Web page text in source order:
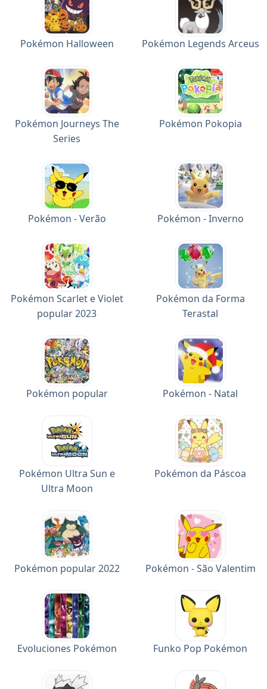
Pokémon Halloween Pokémon Legends Arceus
Pokémon Journeys The
Series
Pokémon Pokopia
Pokémon - Verão Pokémon - Inverno
Pokémon Scarlet e Violet
popular 2023
Pokémon da Forma
Terastal
Pokémon popular Pokémon - Natal
Pokémon Ultra Sun e
Ultra Moon
Pokémon da Páscoa
Pokémon popular 2022 Pokémon - São Valentim
Evoluciones Pokémon Funko Pop Pokémon